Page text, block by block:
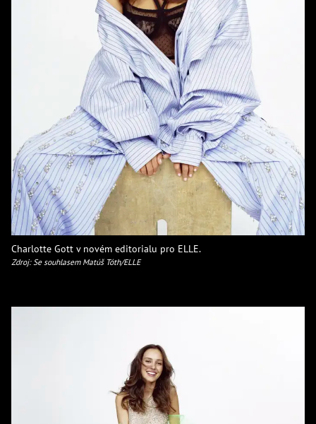
Charlotte Gott v novém editorialu pro ELLE.
Zdroj: Se souhlasem Matúš Tóth/ELLE